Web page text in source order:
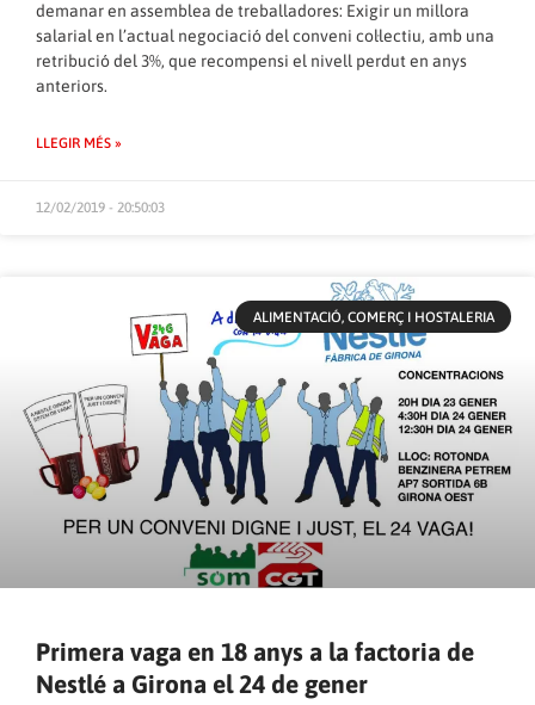
demanar en assemblea de treballadores: Exigir un millora
salarial en l’actual negociació del conveni col·lectiu, amb una
retribució del 3%, que recompensi el nivell perdut en anys
anteriors.
LLEGIR MÉS »
12/02/2019 - 20:50:03
ALIMENTACIÓ, COMERÇ I HOSTALERIA
Primera vaga en 18 anys a la factoria de
Nestlé a Girona el 24 de gener